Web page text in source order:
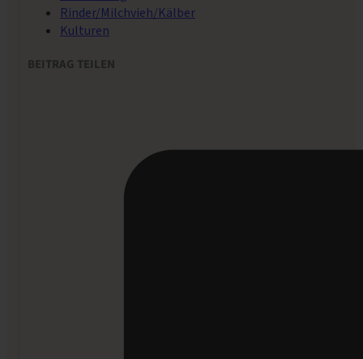
Rinder/Milchvieh/Kälber
Kulturen
BEITRAG TEILEN